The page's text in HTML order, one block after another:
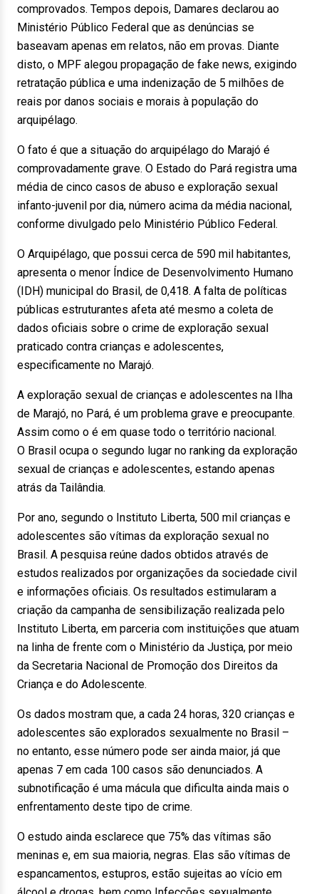
comprovados. Tempos depois, Damares declarou ao
Ministério Público Federal que as denúncias se
baseavam apenas em relatos, não em provas. Diante
disto, o MPF alegou propagação de fake news, exigindo
retratação pública e uma indenização de 5 milhões de
reais por danos sociais e morais à população do
arquipélago.
O fato é que a situação do arquipélago do Marajó é
comprovadamente grave. O Estado do Pará registra uma
média de cinco casos de abuso e exploração sexual
infanto-juvenil por dia, número acima da média nacional,
conforme divulgado pelo Ministério Público Federal.
O Arquipélago, que possui cerca de 590 mil habitantes,
apresenta o menor Índice de Desenvolvimento Humano
(IDH) municipal do Brasil, de 0,418. A falta de políticas
públicas estruturantes afeta até mesmo a coleta de
dados oficiais sobre o crime de exploração sexual
praticado contra crianças e adolescentes,
especificamente no Marajó.
A exploração sexual de crianças e adolescentes na Ilha
de Marajó, no Pará, é um problema grave e preocupante.
Assim como o é em quase todo o território nacional.
O Brasil ocupa o segundo lugar no ranking da exploração
sexual de crianças e adolescentes, estando apenas
atrás da Tailândia.
Por ano, segundo o Instituto Liberta, 500 mil crianças e
adolescentes são vítimas da exploração sexual no
Brasil. A pesquisa reúne dados obtidos através de
estudos realizados por organizações da sociedade civil
e informações oficiais. Os resultados estimularam a
criação da campanha de sensibilização realizada pelo
Instituto Liberta, em parceria com instituições que atuam
na linha de frente com o Ministério da Justiça, por meio
da Secretaria Nacional de Promoção dos Direitos da
Criança e do Adolescente.
Os dados mostram que, a cada 24 horas, 320 crianças e
adolescentes são explorados sexualmente no Brasil –
no entanto, esse número pode ser ainda maior, já que
apenas 7 em cada 100 casos são denunciados. A
subnotificação é uma mácula que dificulta ainda mais o
enfrentamento deste tipo de crime.
O estudo ainda esclarece que 75% das vítimas são
meninas e, em sua maioria, negras. Elas são vítimas de
espancamentos, estupros, estão sujeitas ao vício em